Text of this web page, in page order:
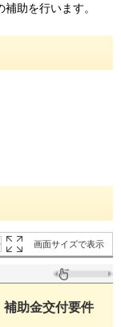
助を行います。
画面サイズで表示
補助金交付要件